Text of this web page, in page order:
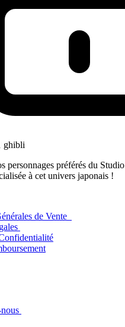
ghibli
personnages préférés du
à cet univers japonais !
de Vente